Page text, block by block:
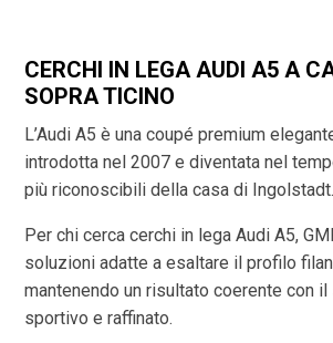
CERCHI IN LEGA AUDI A5 A
SOPRA TICINO
L’Audi A5 è una coupé premium
introdotta nel 2007 e diventata nel
più riconoscibili della casa di Ingolstadt.
Per chi cerca cerchi in lega Audi A5,
soluzioni adatte a esaltare il profilo
mantenendo un risultato coerente con il
sportivo e raffinato.